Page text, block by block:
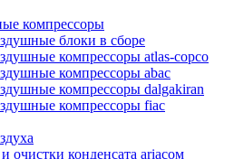
компрессоры
блоки в сборе
компрессоры atlas-copco
компрессоры abac
компрессоры dalgakiran
компрессоры fiac
очистки конденсата ariacом